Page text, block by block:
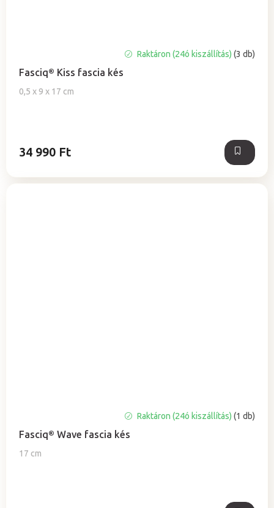
Fasciq® Kiss fascia kés
0,5 x 9 x 17 cm
Raktáron (24ó kiszállítás) (3 db)
34 990 Ft
Fasciq® Wave fascia kés
17 cm
Raktáron (24ó kiszállítás) (1 db)